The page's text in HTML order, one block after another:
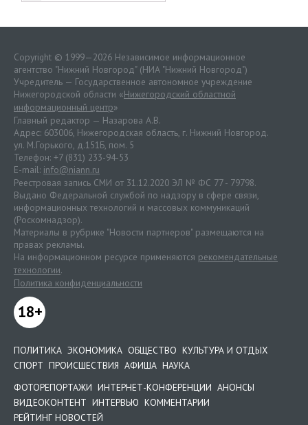
Copyright © 1999—2026 Независимое информационное
агентство "Нижний Новгород" (НИА "Нижний Новгород")
Учредитель — Государственное автономное учреждение
Нижегородской области «Нижегородский областной
информационный центр»
Главный редактор — Назарова А.В.
Адрес: 603006, Нижегородская область, г. Нижний Новгород.
ул. М.Горького, д.151Б, пом. 5
Телефон: +7 (831) 233-94-53
E-mail: info@niann.ru
Реестровая запись СМИ от 31.12.2020 ЭЛ № ФС 77 - 79798.
Выдано Федеральной службой по надзору в сфере связи,
информационных технологий и массовых коммуникаций
(Роскомнадзор).
Материалы в рубрике "Новости партнеров" размещаются на
правах рекламы.
На информационном ресурсе применяются рекомендательные
технологии.
Политика конфиденциальности
18+
ПОЛИТИКА ЭКОНОМИКА ОБЩЕСТВО КУЛЬТУРА И ОТДЫХ
СПОРТ ПРОИСШЕСТВИЯ АФИША НАУКА
ФОТОРЕПОРТАЖИ ИНТЕРНЕТ-КОНФЕРЕНЦИИ АНОНСЫ
ВИДЕОКОНТЕНТ ИНТЕРВЬЮ КОММЕНТАРИИ
РЕЙТИНГ НОВОСТЕЙ